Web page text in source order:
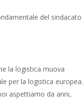
del sindacato
la logistica muova
per la logistica europea.
aspettiamo da anni,